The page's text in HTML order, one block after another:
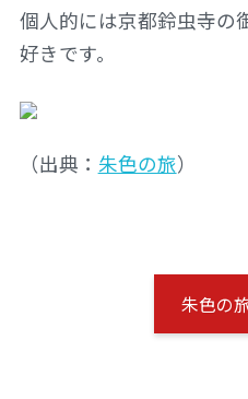
個人的には京都鈴虫寺の
好きです。
（出典： 朱色の旅）
朱色の